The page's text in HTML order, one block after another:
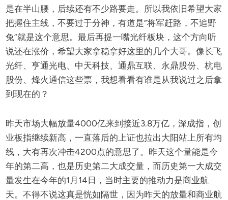
是在半山腰，后续还有不少路要走。所以我依旧希望大家
把握住主线，不要过于分神，有道是“将军赶路，不追野
兔”就是这个意思。最后再提一嘴光纤板块，这个方向听
说还在涨价，希望大家拿稳拿好这里的几个大哥。像长飞
光纤、亨通光电、中天科技、通鼎互联、永鼎股份、杭电
股份、烽火通信这些票，我想看看有谁是从我说过之后拿
到现在的？
昨天市场大幅放量4000亿来到接近3.8万亿，深成指，创
业板指继续新高，一直落后的上证也拉出大阳站上所有均
线，大有再次冲击4200点的意思了。昨天这个量能是今
年的第二高，也是历史第二大成交量，而历史第一大成交
量发生在今年的1月14日，当时主要的推动力是商业航
天。不得不说这真是恍如隔世，因为昨天的放量和商业航